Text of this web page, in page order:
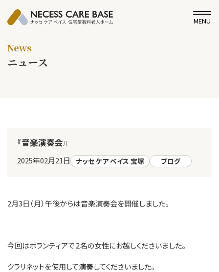
MENU
News
ニュース
『音楽演奏会』
2025年02月21日 ナッセ ケア ベイス 宝塚 ブログ
2月3日（月）午後からは音楽演奏会を開催しました。
今回はボランティアで２名の女性にお越しくださいました。
クラリネットを使用して演奏してくださいました。